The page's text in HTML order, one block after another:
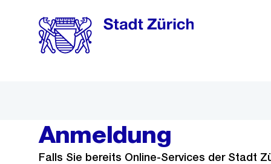
Navigation
Skiplinks
Anmeldung
Falls Sie bereits Online-Services der Stadt